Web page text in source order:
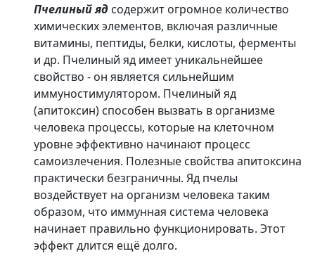
Пчелиный яд содержит огромное количество
химических элементов, включая различные
витамины, пептиды, белки, кислоты, ферменты
и др. Пчелиный яд имеет уникальнейшее
свойство - он является сильнейшим
иммуностимулятором. Пчелиный яд
(апитоксин) способен вызвать в организме
человека процессы, которые на клеточном
уровне эффективно начинают процесс
самоизлечения. Полезные свойства апитоксина
практически безграничны. Яд пчелы
воздействует на организм человека таким
образом, что иммунная система человека
начинает правильно функционировать. Этот
эффект длится ещё долго.